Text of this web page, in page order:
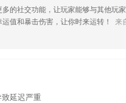
多的社交功能，让玩家能够与其他玩家
运值和暴击伤害，让你时来运转！
来
延迟严重